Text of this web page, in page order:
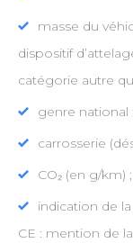
masse du
dispositif
catégorie autre
genre national ;
carrosserie
CO₂ (en g/km) ;
indication de
CE : mention de